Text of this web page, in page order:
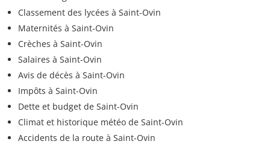
Classement des lycées à Saint-Ovin
Maternités à Saint-Ovin
Crèches à Saint-Ovin
Salaires à Saint-Ovin
Avis de décès à Saint-Ovin
Impôts à Saint-Ovin
Dette et budget de Saint-Ovin
Climat et historique météo de Saint-Ovin
Accidents de la route à Saint-Ovin